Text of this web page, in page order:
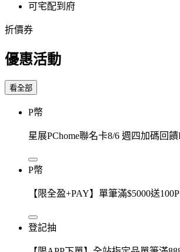
可宅配到府
折價券
優惠活動
看全部
P幣
星展PChome聯名卡8/6 週四加碼回
P幣
【限全盈+PAY】單筆滿$5000送
登記抽